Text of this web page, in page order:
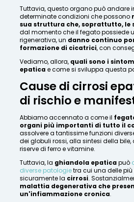
Tuttavia, questo organo può andare
determinate condizioni che possono
sua struttura che, soprattutto, le
dal momento che il fegato possiede
rigenerativa, un danno continuo
formazione di cicatrici, con
Vediamo, allora, quali sono i
epaticae come si sviluppa questa
Cause di cirrosi
di rischio e
Abbiamo accennato a come il
organi più importanti di tutto il
assolvere a tantissime funzioni
dei globuli rossi, alla sintesi della
riserve di ferro e vitamine.
Tuttavia, la ghiandola epaticapuò
diverse patologietra cui una delle
sicuramente la cirrosi.
malattia degenerativa che
un'infiammazione cronica.